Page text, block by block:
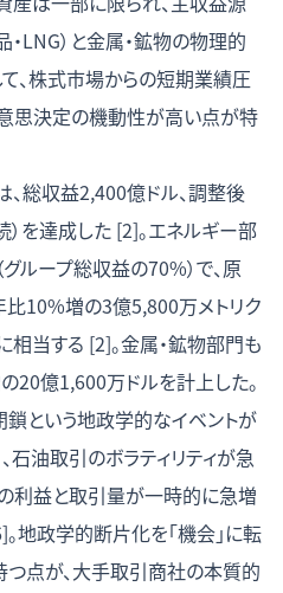
LNG）と金属・鉱物の物理的
、株式市場からの短期業績圧
思決定の機動性が高い点が特
、総収益2,400億ドル、調整後
を達成した [2]。エネルギー部
ループ総収益の70%）で、原
10%増の3億5,800万メトリク
相当する [2]。金属・鉱物部門も
20億1,600万ドルを計上した。
という地政学的なイベントが
石油取引のボラティリティが急
の利益と取引量が一時的に急増
地政学的断片化を「機会」に転
点が、大手取引商社の本質的